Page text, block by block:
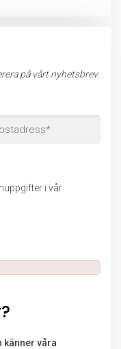
på vårt nyhetsbrev.
i vår